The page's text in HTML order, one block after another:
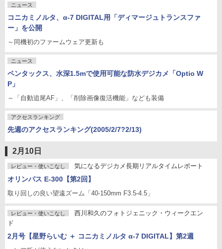
ニュース
コニカミノルタ、α-7 DIGITAL用「ディマージュトランスファ
ー」を公開
～同機初のファームウェア更新も
ニュース
ペンタックス、水深1.5mで使用可能な防水デジカメ「Optio W
P」
～「自動追尾AF」、「削除画像復活機能」なども装備
アクセスランキング
先週のアクセスランキング(2005/2/7?2/13)
2月10日
レビュー・使いこなし 気になるデジカメ長期リアルタイムレポート
オリンパス E-300【第2回】
取り回しの良い望遠ズーム「40-150mm F3.5-4.5」
レビュー・使いこなし
西川和久のフォトジェニック・ウィークエン
ド
2月号【星野らいむ ＋ コニカミノルタ α-7 DIGITAL】第2週